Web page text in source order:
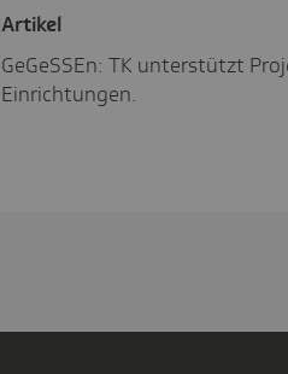
Artikel
GeGeSSEn: TK unterstützt
Einrichtungen.